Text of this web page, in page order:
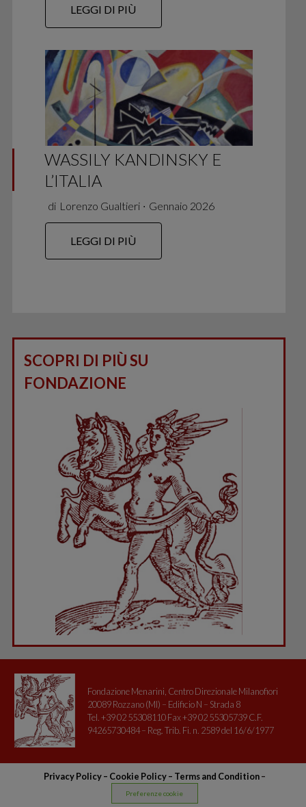
LEGGI DI PIÙ
WASSILY KANDINSKY E
L’ITALIA
di Lorenzo Gualtieri ∙ Gennaio 2026
LEGGI DI PIÙ
SCOPRI DI PIÙ SU
FONDAZIONE
Fondazione Menarini, Centro Direzionale Milanofiori
20089 Rozzano (MI) – Edificio N – Strada 8
Tel. +39 02 55308110 Fax +39 02 55305739 C.F.
94265730484 – Reg. Trib. Fi. n. 2589 del 16/6/1977
Privacy Policy– Cookie Policy – Terms and Condition–
Preferenze cookie